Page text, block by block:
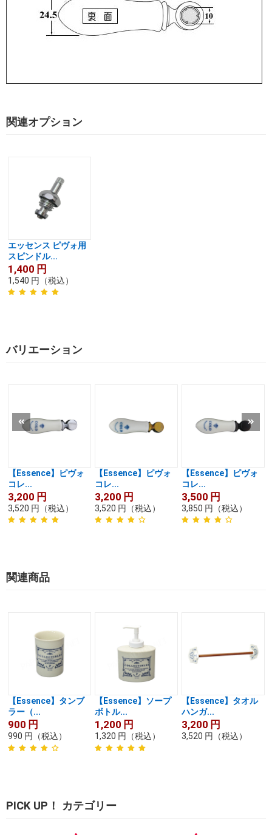
関連オプション
エッセンス ピヴォ用
スピンドル...
1,400 円
1,540 円 （税込）
バリエーション
【Essence】ピヴォ
コレ...
3,200 円
3,520 円 （税込）
【Essence】ピヴォ
コレ...
3,200 円
3,520 円 （税込）
【Essence】ピヴォ
コレ...
3,500 円
3,850 円 （税込）
関連商品
【Essence】タンブ
ラー（...
900 円
990 円 （税込）
【Essence】ソープ
ボトル...
1,200 円
1,320 円 （税込）
【Essence】タオル
ハンガ...
3,200 円
3,520 円 （税込）
PICK UP！ カテゴリー